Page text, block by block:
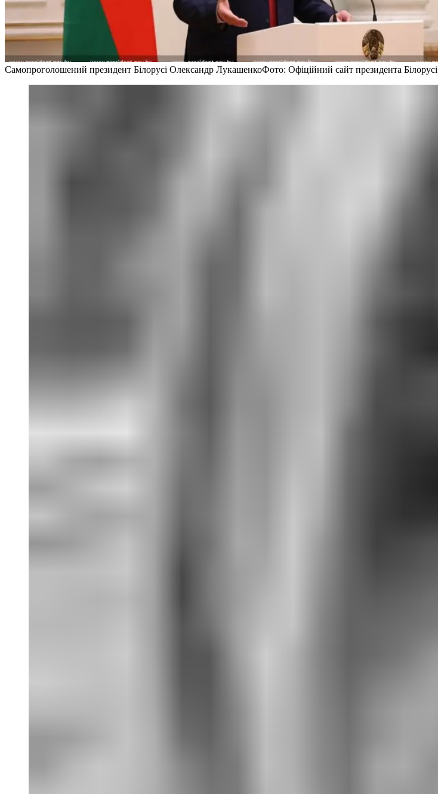
Самопроголошений президент Білорусі Олександр ЛукашенкоФото: Офіційний сайт президента Білорусі